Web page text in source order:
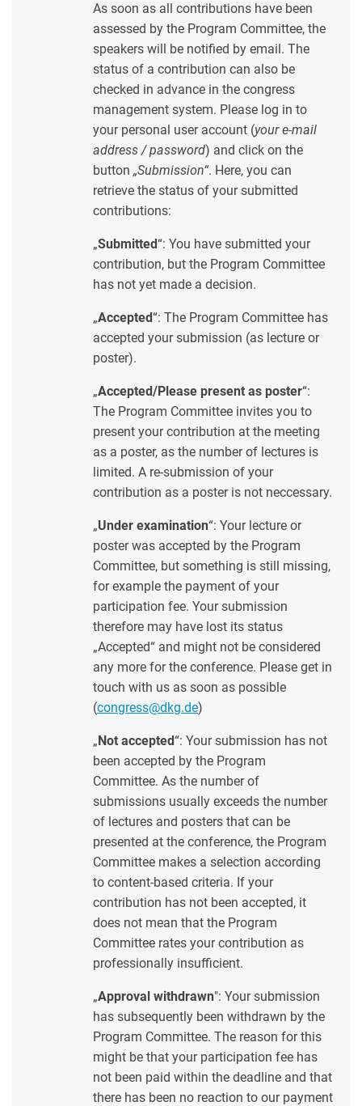
As soon as all contributions have been
assessed by the Program Committee, the
speakers will be notified by email. The
status of a contribution can also be
checked in advance in the congress
management system. Please log in to
your personal user account (your e-mail
address / password) and click on the
button „Submission“. Here, you can
retrieve the status of your submitted
contributions:
„Submitted“: You have submitted your
contribution, but the Program Committee
has not yet made a decision.
„Accepted“: The Program Committee has
accepted your submission (as lecture or
poster).
„Accepted/Please present as poster“:
The Program Committee invites you to
present your contribution at the meeting
as a poster, as the number of lectures is
limited. A re-submission of your
contribution as a poster is not neccessary.
„Under examination“: Your lecture or
poster was accepted by the Program
Committee, but something is still missing,
for example the payment of your
participation fee. Your submission
therefore may have lost its status
„Accepted“ and might not be considered
any more for the conference. Please get in
touch with us as soon as possible
(congress@dkg.de)
„Not accepted“: Your submission has not
been accepted by the Program
Committee. As the number of
submissions usually exceeds the number
of lectures and posters that can be
presented at the conference, the Program
Committee makes a selection according
to content-based criteria. If your
contribution has not been accepted, it
does not mean that the Program
Committee rates your contribution as
professionally insufficient.
„Approval withdrawn": Your submission
has subsequently been withdrawn by the
Program Committee. The reason for this
might be that your participation fee has
not been paid within the deadline and that
there has been no reaction to our payment